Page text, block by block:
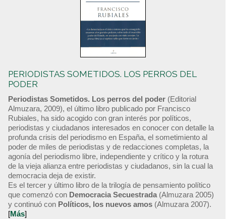
PERIODISTAS SOMETIDOS. LOS PERROS DEL
PODER
Periodistas Sometidos. Los perros del poder (Editorial
Almuzara, 2009), el último libro publicado por Francisco
Rubiales, ha sido acogido con gran interés por políticos,
periodistas y ciudadanos interesados en conocer con detalle la
profunda crisis del periodismo en España, el sometimiento al
poder de miles de periodistas y de redacciones completas, la
agonía del periodismo libre, independiente y crítico y la rotura
de la vieja alianza entre periodistas y ciudadanos, sin la cual la
democracia deja de existir.
Es el tercer y último libro de la trilogía de pensamiento político
que comenzó con Democracia Secuestrada (Almuzara 2005)
y continuó con Políticos, los nuevos amos (Almuzara 2007).
[Más]